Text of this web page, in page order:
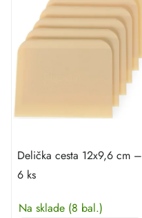
Delička cesta 12x9,6 cm –
6 ks
Na sklade (8 bal.)